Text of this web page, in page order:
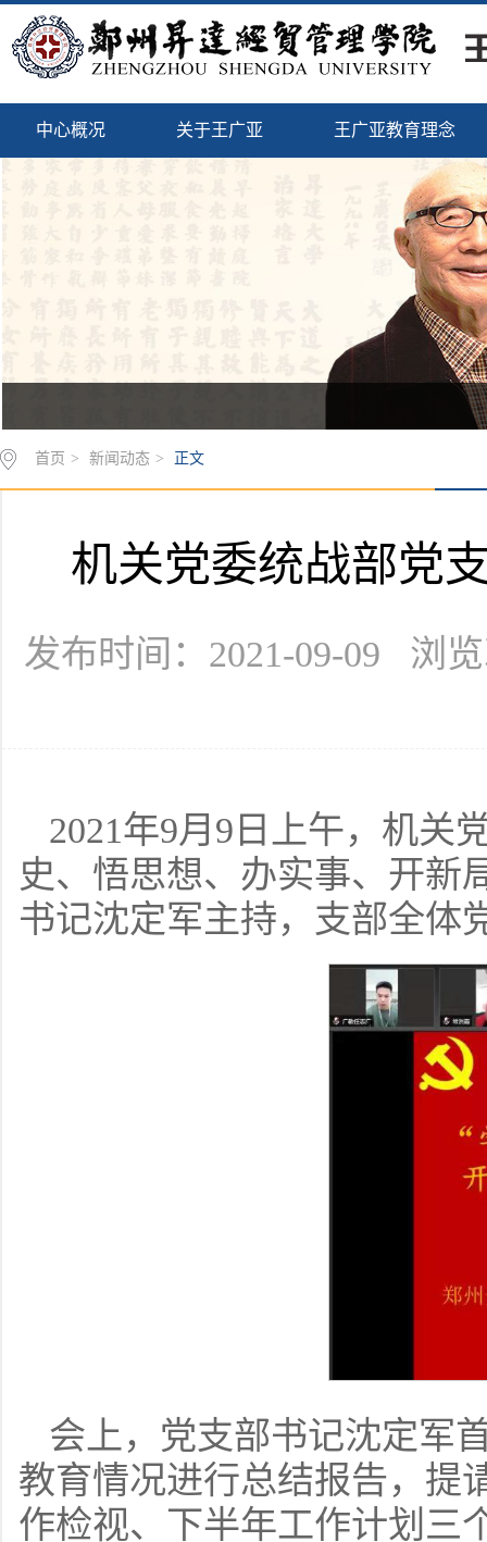
中心概况 关于王广亚 王广亚教育理念
首页 > 新闻动态 > 正文
机关党委统战部党
发布时间：2021-09-09 浏
2021年9月9日上午，机关
史、悟思想、办实事、开新
书记沈定军主持，支部全体
会上，党支部书记沈定军
教育情况进行总结报告，提
作检视、下半年工作计划三